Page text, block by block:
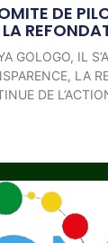
DE
GOLOGO, IL
LA
DE